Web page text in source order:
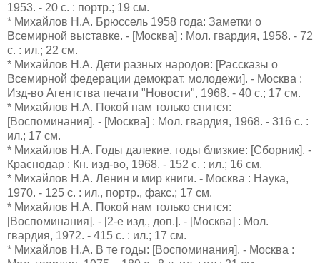
1953. - 20 с. : портр.; 19 см.
* Михайлов Н.А. Брюссель 1958 года: Заметки о
Всемирной выставке. - [Москва] : Мол. гвардия, 1958. - 72
с. : ил.; 22 см.
* Михайлов Н.А. Дети разных народов: [Рассказы о
Всемирной федерации демократ. молодежи]. - Москва :
Изд-во Агентства печати "Новости", 1968. - 40 с.; 17 см.
* Михайлов Н.А. Покой нам только снится:
[Воспоминания]. - [Москва] : Мол. гвардия, 1968. - 316 с. :
ил.; 17 см.
* Михайлов Н.А. Годы далекие, годы близкие: [Сборник]. -
Краснодар : Кн. изд-во, 1968. - 152 с. : ил.; 16 см.
* Михайлов Н.А. Ленин и мир книги. - Москва : Наука,
1970. - 125 с. : ил., портр., факс.; 17 см.
* Михайлов Н.А. Покой нам только снится:
[Воспоминания]. - [2-е изд., доп.]. - [Москва] : Мол.
гвардия, 1972. - 415 с. : ил.; 17 см.
* Михайлов Н.А. В те годы: [Воспоминания]. - Москва :